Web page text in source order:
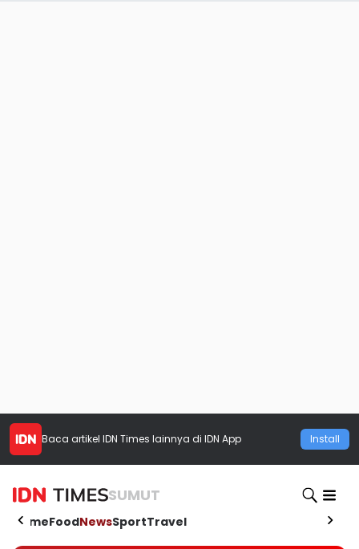
Baca artikel IDN Times lainnya di IDN App Install
SUMUT
HomeFoodNewsSportTravel